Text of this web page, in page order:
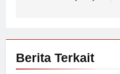
Berita Terkait